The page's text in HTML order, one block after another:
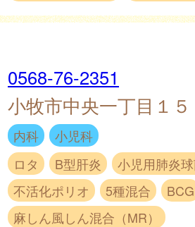
0568-76-2351
小牧市中央一丁目１
内科 小児科
ロタ B型肝炎
小児用肺炎
不活化ポリオ
5種混合
BCG
麻しん風しん混合（MR）